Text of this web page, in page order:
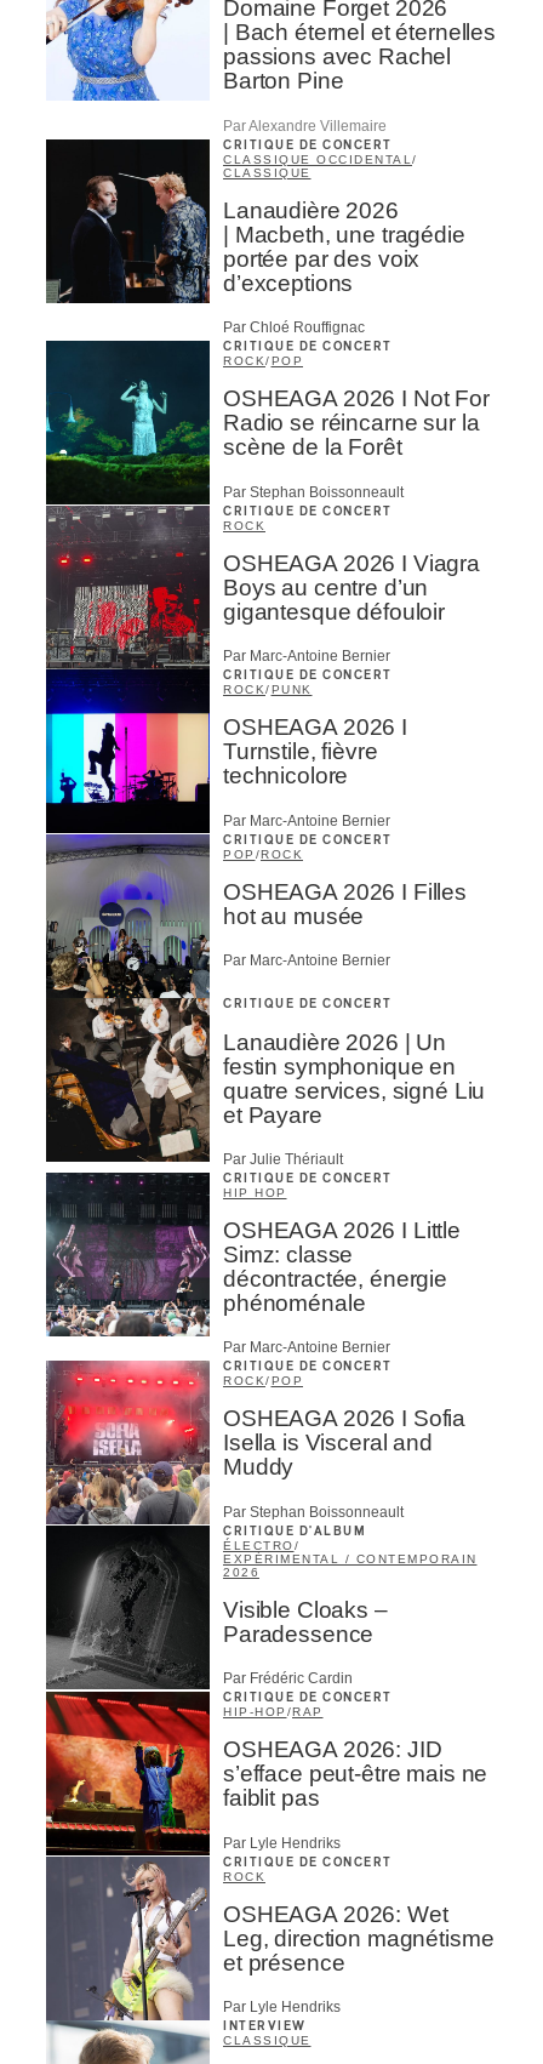
Domaine Forget 2026
| Bach éternel et éternelles
passions avec Rachel
Barton Pine
Par Alexandre Villemaire
CRITIQUE DE CONCERT
CLASSIQUE OCCIDENTAL /
CLASSIQUE
Lanaudière 2026
| Macbeth, une tragédie
portée par des voix
d’exceptions
Par Chloé Rouffignac
CRITIQUE DE CONCERT
ROCK/POP
OSHEAGA 2026 I Not For
Radio se réincarne sur la
scène de la Forêt
Par Stephan Boissonneault
CRITIQUE DE CONCERT
ROCK
OSHEAGA 2026 I Viagra
Boys au centre d’un
gigantesque défouloir
Par Marc-Antoine Bernier
CRITIQUE DE CONCERT
ROCK/PUNK
OSHEAGA 2026 I
Turnstile, fièvre
technicolore
Par Marc-Antoine Bernier
CRITIQUE DE CONCERT
POP /ROCK
OSHEAGA 2026 I Filles
hot au musée
Par Marc-Antoine Bernier
CRITIQUE DE CONCERT
Lanaudière 2026 | Un
festin symphonique en
quatre services, signé Liu
et Payare
Par Julie Thériault
CRITIQUE DE CONCERT
HIP HOP
OSHEAGA 2026 I Little
Simz: classe
décontractée, énergie
phénoménale
Par Marc-Antoine Bernier
CRITIQUE DE CONCERT
ROCK/ POP
OSHEAGA 2026 I Sofia
Isella is Visceral and
Muddy
Par Stephan Boissonneault
CRITIQUE D'ALBUM
ÉLECTRO/
EXPÉRIMENTAL / CONTEMPORAIN
2026
Visible Cloaks –
Paradessence
Par Frédéric Cardin
CRITIQUE DE CONCERT
HIP-HOP /RAP
OSHEAGA 2026: JID
s’efface peut-être mais ne
faiblit pas
Par Lyle Hendriks
CRITIQUE DE CONCERT
ROCK
OSHEAGA 2026: Wet
Leg, direction magnétisme
et présence
Par Lyle Hendriks
INTERVIEW
CLASSIQUE